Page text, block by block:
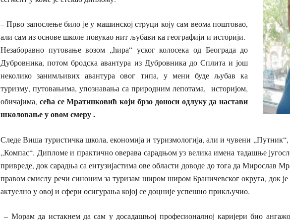
– Прво запослење било је у машинској струци коју сам веома поштовао,
али сам из основе школе повукао нит љубави ка географији и историји.
Незаборавно путовање возом „ћира“ уског колосека од Београда до
Дубровника, потом бродска авантура из Дубровника до Сплита и још
неколико занимљивих авантура овог типа, у мени буде љубав ка
туризму, путовањима, упознавања са природним лепотама, историјом,
обичајима, сећа се Мратинковић који брзо доноси одлуку да настави
школовање у овом смеру .
Следе Виша туристичка школа, економија и туризмологија, али и чувени „Путник“,
„Компас“. Дипломе и практично оверава сарадњом уз велика имена тадашње
привреде, док сарадња са ентузијастима ове области доводе до тога да Мирослав
правом смислу речи синоним за туризам широм широм Браничевског округа, док
актуелно у овој и сфери осигурања којој се доцније успешно прикључио.
– Морам да истакнем да сам у досадашњој професионалној каријери био